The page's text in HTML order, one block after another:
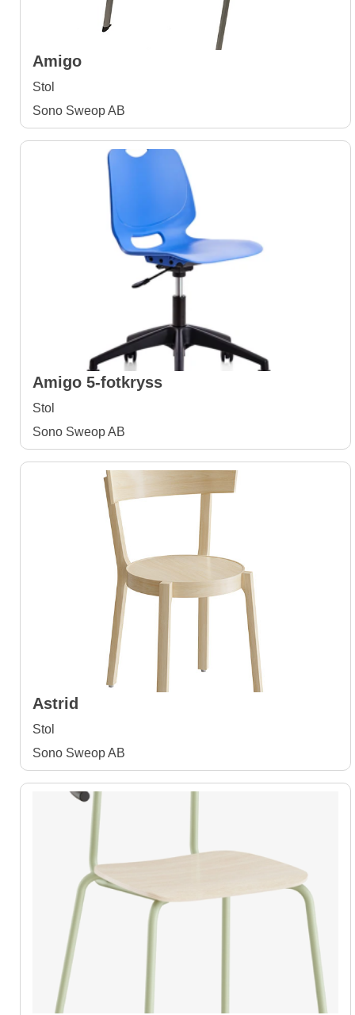
Amigo
Stol
Sono Sweop AB
Amigo 5-fotkryss
Stol
Sono Sweop AB
Astrid
Stol
Sono Sweop AB